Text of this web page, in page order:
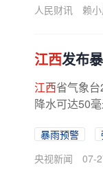
人民财讯
赖
江西发布
江西省气象
降水可达50
暴雨预警
央视新闻
07-